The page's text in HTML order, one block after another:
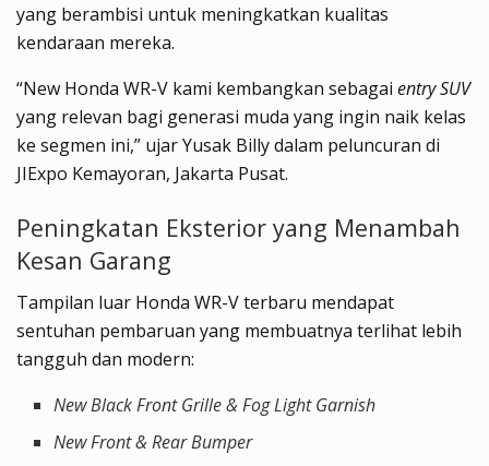
yang berambisi untuk meningkatkan kualitas
kendaraan mereka.
“New Honda WR-V kami kembangkan sebagai entry SUV
yang relevan bagi generasi muda yang ingin naik kelas
ke segmen ini,” ujar Yusak Billy dalam peluncuran di
JIExpo Kemayoran, Jakarta Pusat.
Peningkatan Eksterior yang Menambah
Kesan Garang
Tampilan luar Honda WR-V terbaru mendapat
sentuhan pembaruan yang membuatnya terlihat lebih
tangguh dan modern:
New Black Front Grille & Fog Light Garnish
New Front & Rear Bumper